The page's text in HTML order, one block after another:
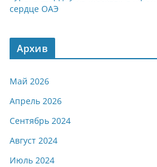
сердце ОАЭ
Архив
Май 2026
Апрель 2026
Сентябрь 2024
Август 2024
Июль 2024